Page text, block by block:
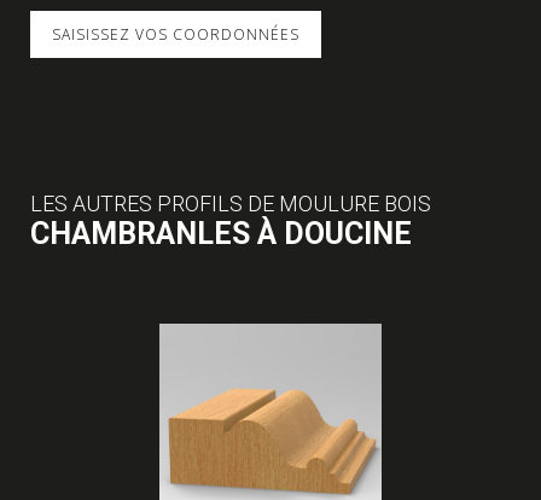
SAISISSEZ VOS COORDONNÉES
LES AUTRES PROFILS DE MOULURE BOIS
CHAMBRANLES À DOUCINE